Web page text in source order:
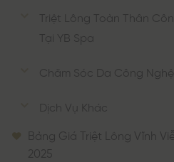
Triệt Lông Toàn Thân
Tại YB Spa
Chăm Sóc Da Công
Dịch Vụ Khác
Bảng Giá Triệt Lông Vĩnh
2025